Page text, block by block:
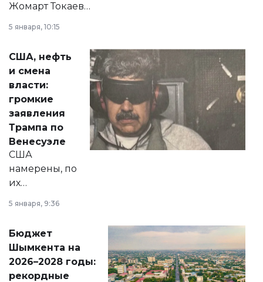
Жомарт Токаев
сразу несколько
актуальных тем —
от слухов о
политических
реформах до
вопросов армии,
экономики и
личного здоровья.
5 января, 10:15
США, нефть
и смена
власти:
громкие
заявления
Трампа по
Венесуэле
США
намерены, по
их
принести
народу
Венесуэлы.
5 января, 9:36
Бюджет
Шымкента на
2026–2028 годы:
рекордные